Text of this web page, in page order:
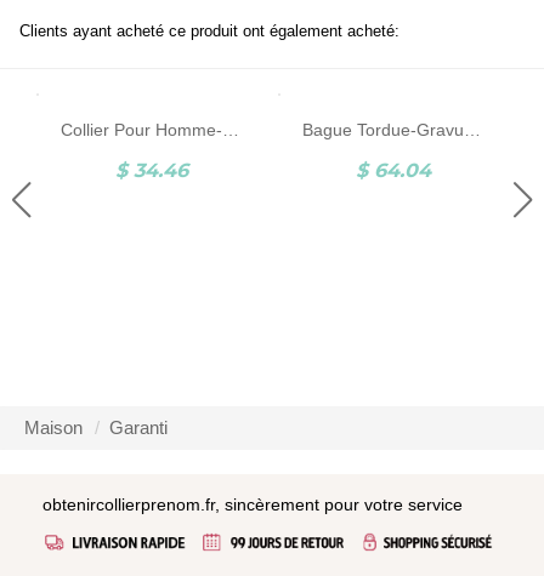
Clients ayant acheté ce produit ont également acheté:
$ 34.46 $ 64.04
Maison Garanti
obtenircollierprenom.fr, sincèrement pour votre service